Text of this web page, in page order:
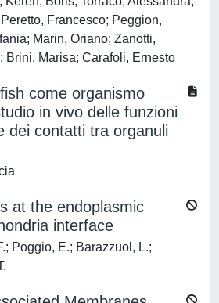
Francesco; Peggion,
Marin, Oriano; Zanotti,
Brini, Marisa; Carafoli, Ernesto
come organismo
in vivo delle funzioni
dei contatti tra organuli
at the endoplasmic
interface
Poggio, E.; Barazzuol, L.;